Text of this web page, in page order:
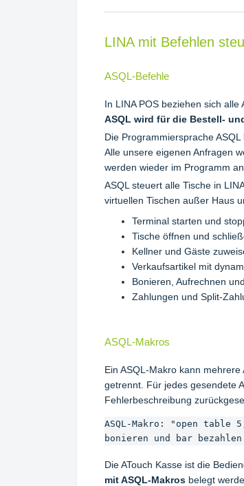
LINA mit Befehlen
ASQL-Befehle
In LINA POS beziehen sich
ASQL wird für die Bestell-
Die Programmiersprache
Alle unsere eigenen Anfragen
werden wieder im Programm
ASQL steuert alle Tische in
virtuellen Tischen außer Haus
Terminal starten und
Tische öffnen und
Kellner und Gäste
Verkaufsartikel mit
Bonieren, Aufrechnen
Zahlungen und Split-
ASQL-Makros
Ein ASQL-Makro kann
getrennt. Für jedes gesendete
Fehlerbeschreibung
ASQL-Makro: "open
bonieren und bar bezahlen
Die ATouch Kasse ist die
mit ASQL-Makros belegt